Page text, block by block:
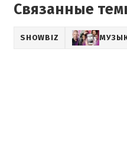
Связанные
SHOWBIZ